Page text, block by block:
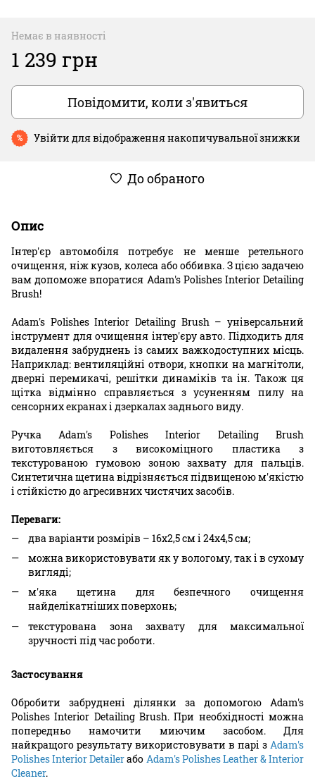
Немає в наявності
1 239 грн
Повідомити, коли з'явиться
% Увійти для відображення накопичувальної знижки
До обраного
Опис
Інтер'єр автомобіля потребує не менше ретельного
очищення, ніж кузов, колеса або оббивка. З цією задачею
вам допоможе впоратися Adam's Polishes Interior Detailing
Brush!
Adam's Polishes Interior Detailing Brush – універсальний
інструмент для очищення інтер'єру авто. Підходить для
видалення забруднень із самих важкодоступних місць.
Наприклад: вентиляційні отвори, кнопки на магнітоли,
дверні перемикачі, решітки динаміків та ін. Також ця
щітка відмінно справляється з усуненням пилу на
сенсорних екранах і дзеркалах заднього виду.
Ручка Adam's Polishes Interior Detailing Brush
виготовляється з високоміцного пластика з
текстурованою гумовою зоною захвату для пальців.
Синтетична щетина відрізняється підвищеною м'якістю
і стійкістю до агресивних чистячих засобів.
Переваги:
два варіанти розмірів – 16х2,5 см і 24х4,5 см;
можна використовувати як у вологому, так і в сухому
вигляді;
м'яка щетина для безпечного очищення
найделікатніших поверхонь;
текстурована зона захвату для максимальної
зручності під час роботи.
Застосування
Обробити забруднені ділянки за допомогою Adam's
Polishes Interior Detailing Brush. При необхідності можна
попередньо намочити миючим засобом. Для
найкращого результату використовувати в парі з Adam's
Polishes Interior Detailerабо Adam's Polishes Leather & Interior
Cleaner.